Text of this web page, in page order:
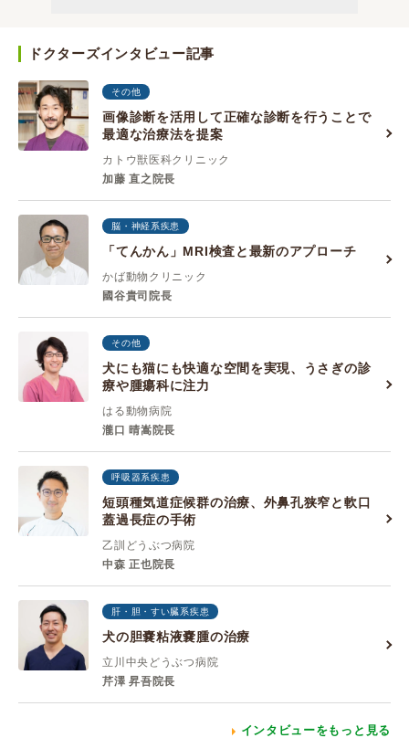
ドクターズインタビュー記事
その他
画像診断を活用して正確な診断を行うことで
最適な治療法を提案
カトウ獣医科クリニック
加藤 直之院長
脳・神経系疾患
「てんかん」MRI検査と最新のアプローチ
かば動物クリニック
國谷貴司院長
その他
犬にも猫にも快適な空間を実現、うさぎの診
療や腫瘍科に注力
はる動物病院
瀧口 晴嵩院長
呼吸器系疾患
短頭種気道症候群の治療、外鼻孔狭窄と軟口
蓋過長症の手術
乙訓どうぶつ病院
中森 正也院長
肝・胆・すい臓系疾患
犬の胆嚢粘液嚢腫の治療
立川中央どうぶつ病院
芹澤 昇吾院長
インタビューをもっと見る